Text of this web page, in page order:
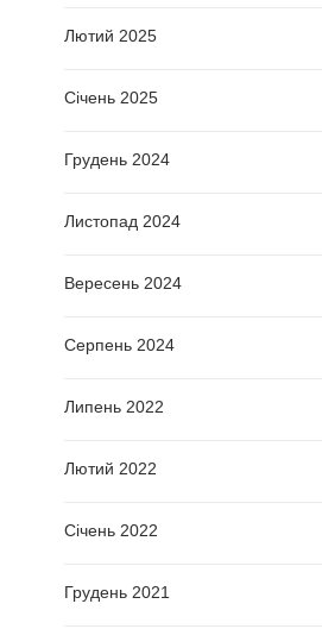
Лютий 2025
Січень 2025
Грудень 2024
Листопад 2024
Вересень 2024
Серпень 2024
Липень 2022
Лютий 2022
Січень 2022
Грудень 2021